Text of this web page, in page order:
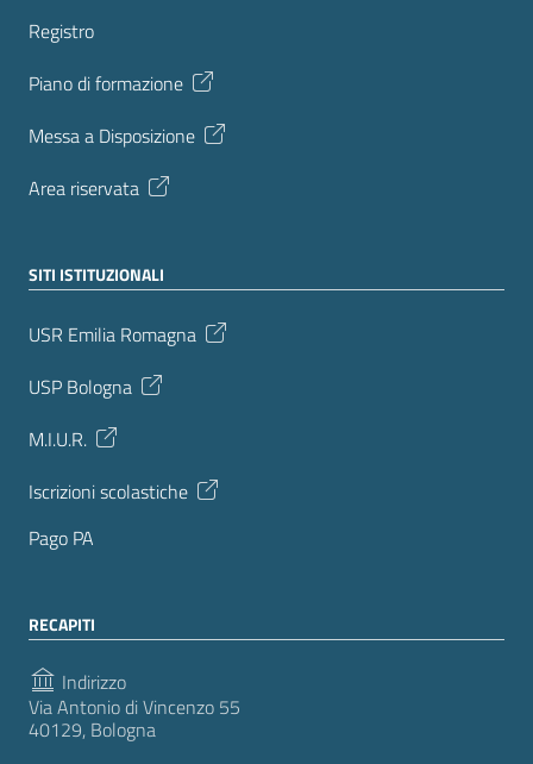
Registro
Piano di formazione
Messa a Disposizione
Area riservata
SITI ISTITUZIONALI
USR Emilia Romagna
USP Bologna
M.I.U.R.
Iscrizioni scolastiche
Pago PA
RECAPITI
Indirizzo
Via Antonio di Vincenzo 55
40129, Bologna